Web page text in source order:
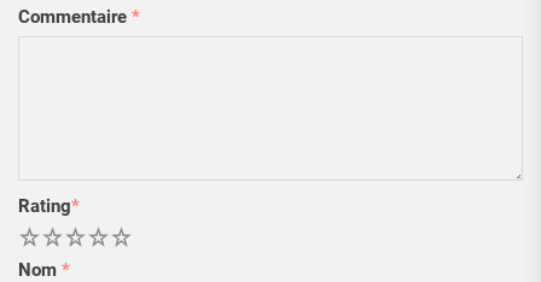
Commentaire *
Rating*
5
4
3
2
Nom *